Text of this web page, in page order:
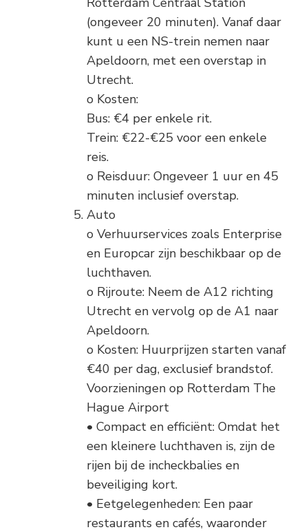
(ongeveer 20 minuten). Vanaf daar
kunt u een NS-trein nemen naar
Apeldoorn, met een overstap in
Utrecht.
o Kosten:
Bus: €4 per enkele rit.
Trein: €22-€25 voor een enkele
reis.
o Reisduur: Ongeveer 1 uur en 45
minuten inclusief overstap.
Auto
o Verhuurservices zoals Enterprise
en Europcar zijn beschikbaar op de
luchthaven.
o Rijroute: Neem de A12 richting
Utrecht en vervolg op de A1 naar
Apeldoorn.
o Kosten: Huurprijzen starten vanaf
€40 per dag, exclusief brandstof.
Voorzieningen op Rotterdam The
Hague Airport
• Compact en efficiënt: Omdat het
een kleinere luchthaven is, zijn de
rijen bij de incheckbalies en
beveiliging kort.
• Eetgelegenheden: Een paar
restaurants en cafés, waaronder